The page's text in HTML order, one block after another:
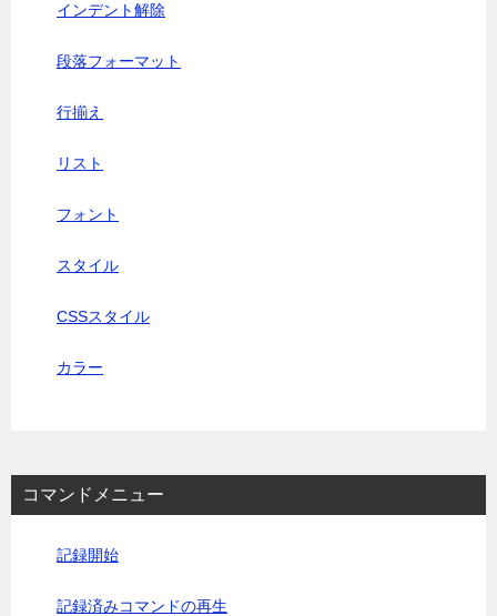
インデント解除
段落フォーマット
行揃え
リスト
フォント
スタイル
CSSスタイル
カラー
コマンドメニュー
記録開始
記録済みコマンドの再生